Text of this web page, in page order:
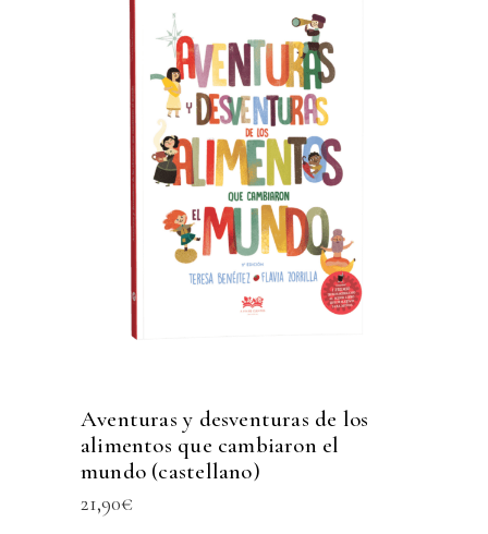
Aventuras y desventuras de los
alimentos que cambiaron el
mundo (castellano)
21,90€